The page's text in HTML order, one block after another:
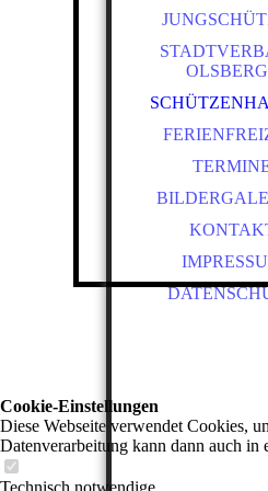
PATRONAT
OLSBERG
HALLEN
SCHÜTZENFEST
SCHÜTZENFEST
Cookie-Einstellungen
Diese Webseite verwendet Cookies,
Datenverarbeitung kann dann auch
Technisch notwendige